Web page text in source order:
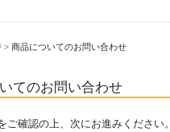
> 商品についてのお問い合わせ
てのお問い合わせ
ご確認の上、次にお進みください。